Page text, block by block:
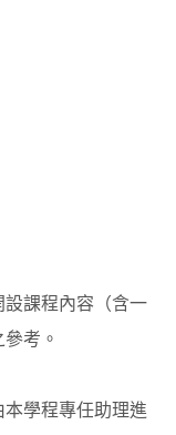
課程內容（含一
考。
學程專任助理進